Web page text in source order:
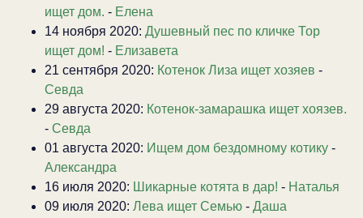
ищет дом. - Елена
14 ноября 2020: Душевный пес по кличке Тор
ищет дом! - Елизавета
21 сентября 2020: Котенок Лиза ищет хозяев -
Севда
29 августа 2020: Котенок-замарашка ищет хоязев.
- Севда
01 августа 2020: Ищем дом бездомному котику -
Александра
16 июля 2020: Шикарные котята в дар! - Наталья
09 июля 2020: Лева ищет Семью - Даша